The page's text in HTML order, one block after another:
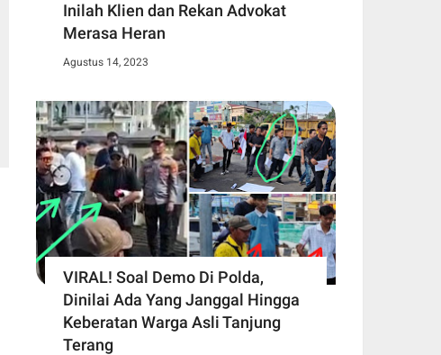
Inilah Klien dan Rekan Advokat
Merasa Heran
Agustus 14, 2023
VIRAL! Soal Demo Di Polda,
Dinilai Ada Yang Janggal Hingga
Keberatan Warga Asli Tanjung
Terang